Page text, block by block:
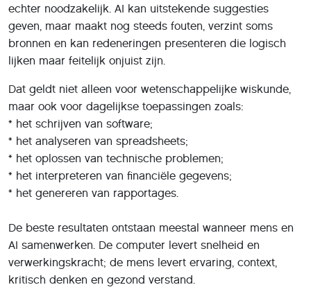
echter noodzakelijk. AI kan uitstekende suggesties
geven, maar maakt nog steeds fouten, verzint soms
bronnen en kan redeneringen presenteren die logisch
lijken maar feitelijk onjuist zijn.
Dat geldt niet alleen voor wetenschappelijke wiskunde,
maar ook voor dagelijkse toepassingen zoals:
* het schrijven van software;
* het analyseren van spreadsheets;
* het oplossen van technische problemen;
* het interpreteren van financiële gegevens;
* het genereren van rapportages.
De beste resultaten ontstaan meestal wanneer mens en
AI samenwerken. De computer levert snelheid en
verwerkingskracht; de mens levert ervaring, context,
kritisch denken en gezond verstand.